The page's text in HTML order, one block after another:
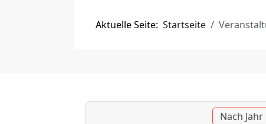
Aktuelle Seite: Startseite
Nach Jahr